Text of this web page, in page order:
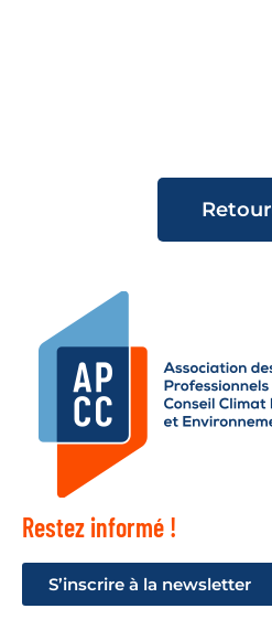
Retour
Restez informé !
S’inscrire à la newsletter